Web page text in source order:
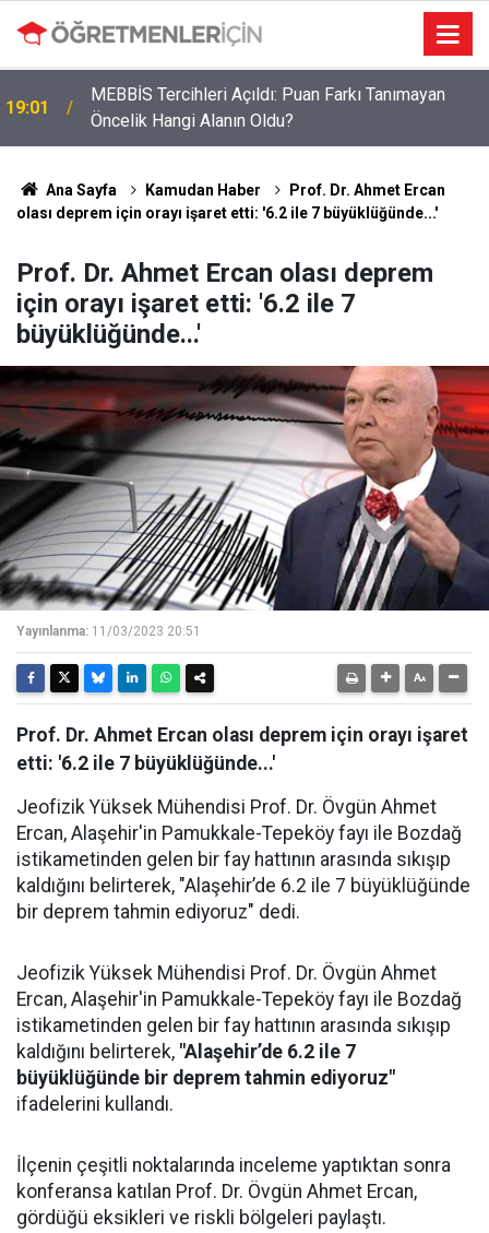
19:01
MEBBİS Tercihleri Açıldı: Puan Farkı Tanımayan
Öncelik Hangi Alanın Oldu?
Ana Sayfa Kamudan Haber
Prof. Dr. Ahmet Ercan
olası deprem için orayı işaret etti: '6.2 ile 7 büyüklüğünde...'
Prof. Dr. Ahmet Ercan olası deprem
için orayı işaret etti: '6.2 ile 7
büyüklüğünde...'
Yayınlanma: 11/03/2023 20:51
Prof. Dr. Ahmet Ercan olası deprem için orayı işaret
etti: '6.2 ile 7 büyüklüğünde...'
Jeofizik Yüksek Mühendisi Prof. Dr. Övgün Ahmet
Ercan, Alaşehir'in Pamukkale-Tepeköy fayı ile Bozdağ
istikametinden gelen bir fay hattının arasında sıkışıp
kaldığını belirterek, "Alaşehir’de 6.2 ile 7 büyüklüğünde
bir deprem tahmin ediyoruz" dedi.
Jeofizik Yüksek Mühendisi Prof. Dr. Övgün Ahmet
Ercan, Alaşehir'in Pamukkale-Tepeköy fayı ile Bozdağ
istikametinden gelen bir fay hattının arasında sıkışıp
kaldığını belirterek, "Alaşehir’de 6.2 ile 7
büyüklüğünde bir deprem tahmin ediyoruz"
ifadelerini kullandı.
İlçenin çeşitli noktalarında inceleme yaptıktan sonra
konferansa katılan Prof. Dr. Övgün Ahmet Ercan,
gördüğü eksikleri ve riskli bölgeleri paylaştı.